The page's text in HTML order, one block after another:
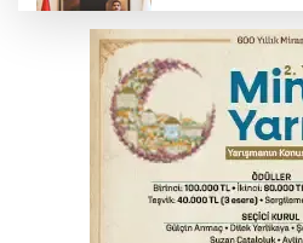
boynumuzun
Bursa'da
mahsur kaldı
YENİ Parti Genel
'evet' diyeceğiz